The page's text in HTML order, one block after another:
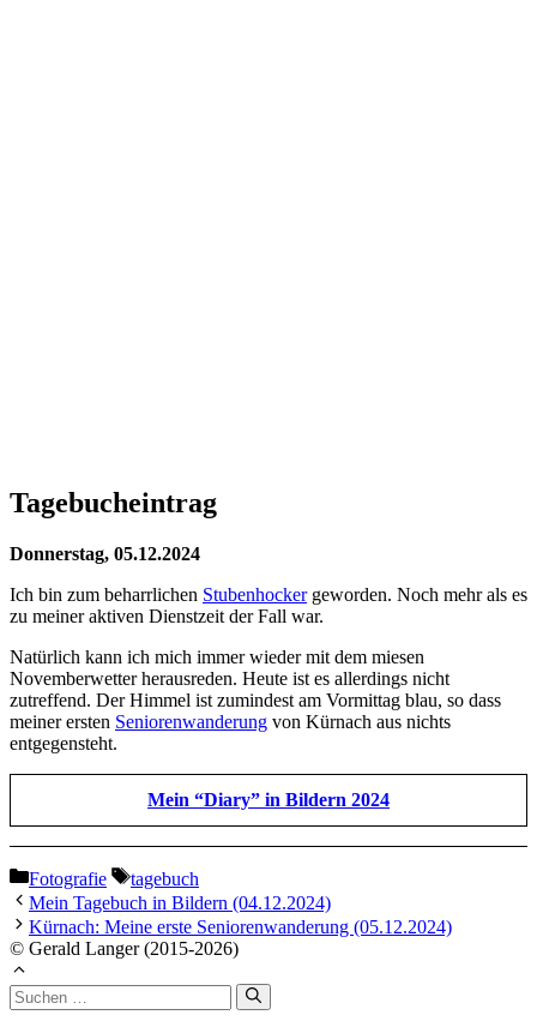
Tagebucheintrag
Donnerstag, 05.12.2024
Ich bin zum beharrlichen Stubenhockergeworden. Noch mehr als es
zu meiner aktiven Dienstzeit der Fall war.
Natürlich kann ich mich immer wieder mit dem miesen
Novemberwetter herausreden. Heute ist es allerdings nicht
zutreffend. Der Himmel ist zumindest am Vormittag blau, so dass
meiner ersten Seniorenwanderung von Kürnach aus nichts
entgegensteht.
Mein “Diary” in Bildern 2024
Kategorien
Fotografie Schlagwörter
tagebuch
Mein Tagebuch in Bildern (04.12.2024)
Kürnach: Meine erste Seniorenwanderung (05.12.2024)
© Gerald Langer (2015-2026)
Suchen
nach: